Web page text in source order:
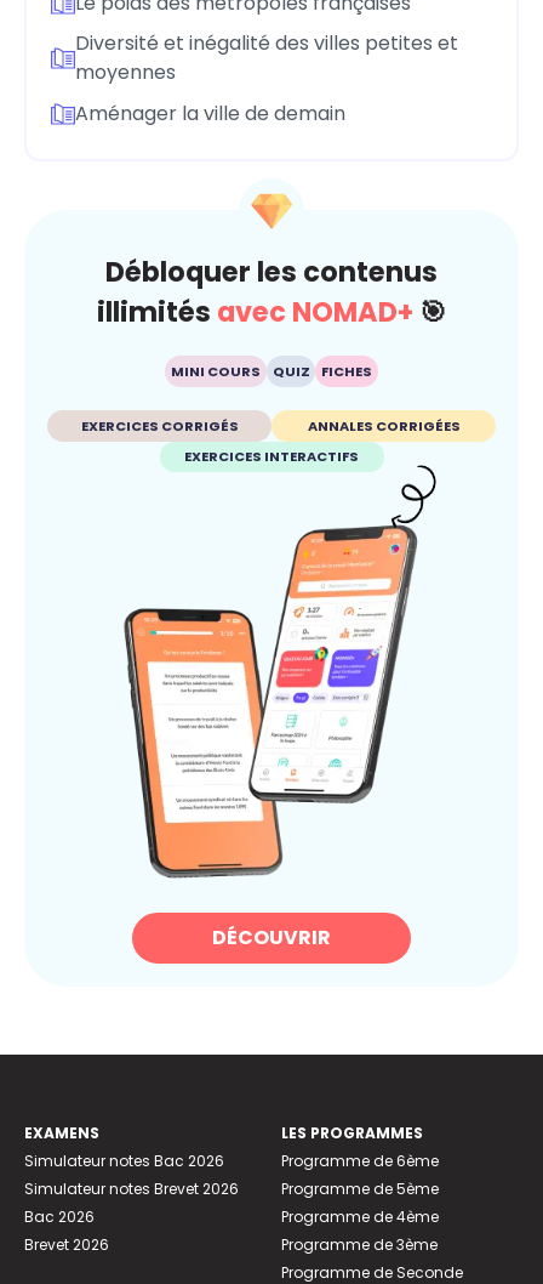
Diversité et inégalité des villes petites et
moyennes
Aménager la ville de demain
Débloquer les contenus
illimités avec NOMAD+ 🎯
MINI COURS QUIZ FICHES
EXERCICES CORRIGÉS
ANNALES CORRIGÉES
EXERCICES INTERACTIFS
DÉCOUVRIR
EXAMENS
Simulateur notes Bac 2026
Simulateur notes Brevet 2026
Bac 2026
Brevet 2026
LES PROGRAMMES
Programme de 6ème
Programme de 5ème
Programme de 4ème
Programme de 3ème
Programme de Seconde